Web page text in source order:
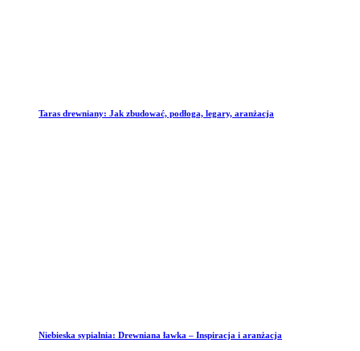
Taras drewniany: Jak zbudować, podłoga, legary, aranżacja
Niebieska sypialnia: Drewniana ławka – Inspiracja i aranżacja